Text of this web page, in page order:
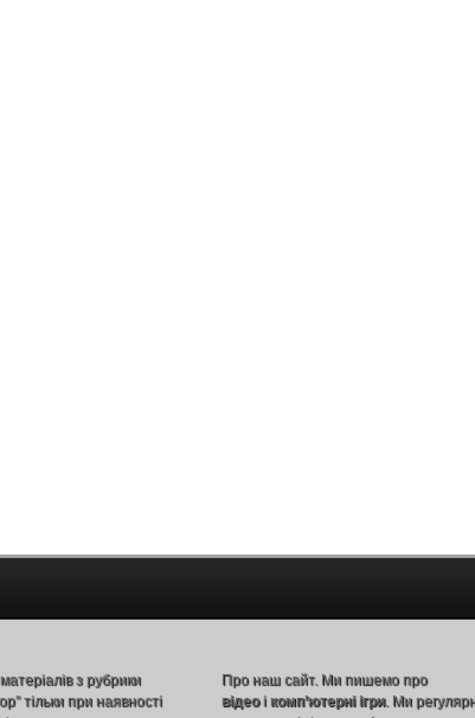
з рубрики
тільки при наявності
Про наш сайт. Ми пишемо про
відеоі комп’ютерні ігри. Ми